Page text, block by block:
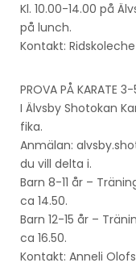
Kl. 10.00-14.00 på
på lunch.
Kontakt:
PROVA PÅ KARATE
I Älvsby Shotokan
fika.
Anmälan:
du vill delta i.
Barn 8-11 år –
ca 14.50.
Barn 12-15 år –
ca 16.50.
Kontakt: Anneli